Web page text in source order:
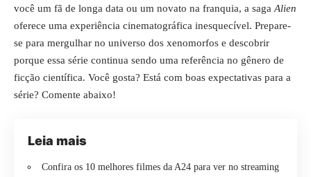
você um fã de longa data ou um novato na franquia, a saga Alien
oferece uma experiência cinematográfica inesquecível. Prepare-
se para mergulhar no universo dos xenomorfos e descobrir
porque essa série continua sendo uma referência no gênero de
ficção científica. Você gosta? Está com boas expectativas para a
série? Comente abaixo!
Leia mais
Confira os 10 melhores filmes da A24 para ver no streaming